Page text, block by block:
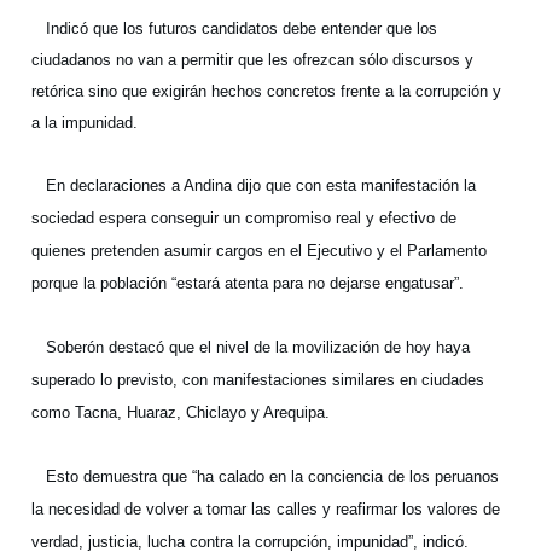
Indicó que los futuros candidatos debe entender que los
ciudadanos no van a permitir que les ofrezcan sólo discursos y
retórica sino que exigirán hechos concretos frente a la corrupción y
a la impunidad.
En declaraciones a Andina dijo que con esta manifestación la
sociedad espera conseguir un compromiso real y efectivo de
quienes pretenden asumir cargos en el Ejecutivo y el Parlamento
porque la población “estará atenta para no dejarse engatusar”.
Soberón destacó que el nivel de la movilización de hoy haya
superado lo previsto, con manifestaciones similares en ciudades
como Tacna, Huaraz, Chiclayo y Arequipa.
Esto demuestra que “ha calado en la conciencia de los peruanos
la necesidad de volver a tomar las calles y reafirmar los valores de
verdad, justicia, lucha contra la corrupción, impunidad”, indicó.